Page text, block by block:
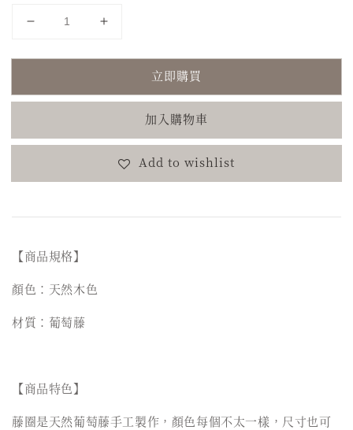
立即購買
加入購物車
Add to wishlist
【商品規格】
顏色：天然木色
材質：葡萄藤
【商品特色】
藤圈是天然葡萄藤手工製作，顏色每個不太一樣，尺寸也可